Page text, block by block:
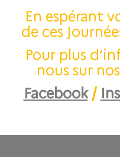
En espérant
de ces
Pour plus
nous sur
Facebook/